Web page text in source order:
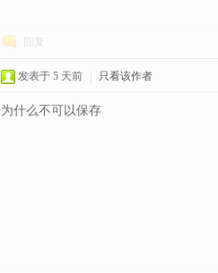
回复
发表于5 天前 只看该作者
为什么不可以保存